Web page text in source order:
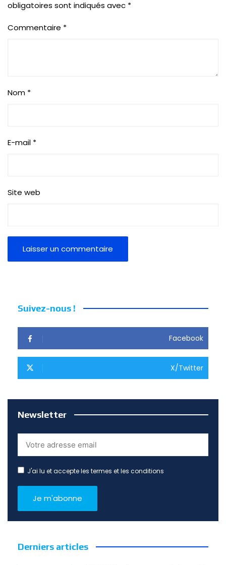
obligatoires sont indiqués avec *
Commentaire *
Nom *
E-mail *
Site web
Suivez-nous !
Facebook
X/Twitter
Newsletter
J'ai lu et accepte les termes et les conditions
Derniers articles